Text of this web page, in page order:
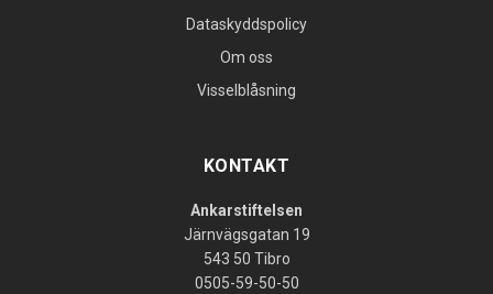
Dataskyddspolicy
Om oss
Visselblåsning
KONTAKT
Ankarstiftelsen
Järnvägsgatan 19
543 50 Tibro
0505-59-50-50